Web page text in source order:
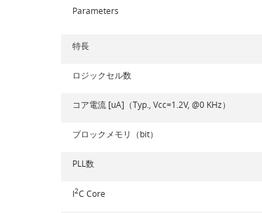
Parameters
特長
ロジックセル数
コア電流 [uA]（Typ., Vcc=1.2V, @0 KHz）
ブロックメモリ（bit）
PLL数
I2C Core